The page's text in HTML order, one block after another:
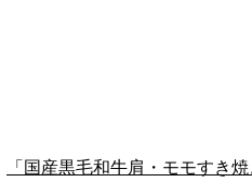
「国産黒毛和牛肩・モモすき